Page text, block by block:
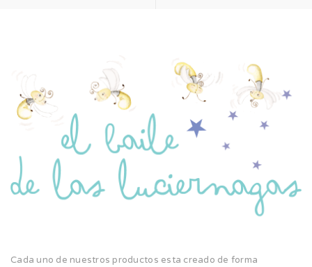
Cada uno de nuestros productos esta creado de forma